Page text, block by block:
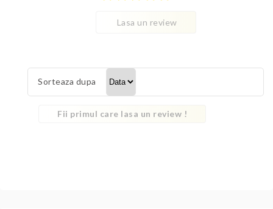
Lasa un review
Sorteaza dupa
Fii primul care lasa un review !